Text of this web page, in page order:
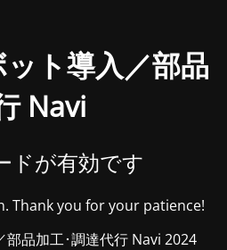
ト導入／部品
Navi
ドが有効です
Thank you for your patience!
品加工･調達代行 Navi 2024